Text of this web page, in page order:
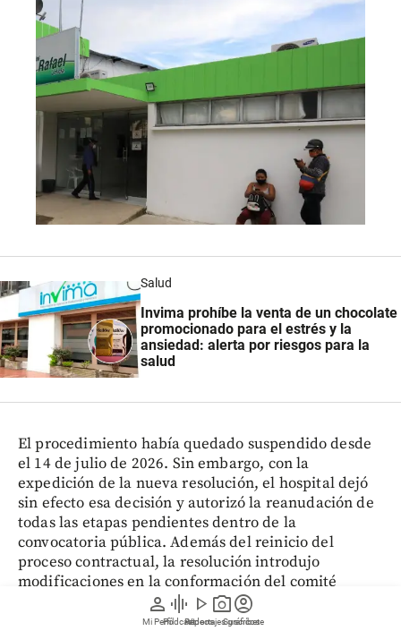
person
Mi Perfil
graphic_eq
Pódcast
play_arrow
Videos
photo_camera
Reportajes gráficos
account_circle
Suscríbete
Salud
Invima prohíbe la venta de un chocolate
promocionado para el estrés y la
ansiedad: alerta por riesgos para la
salud
El procedimiento había quedado suspendido desde
el 14 de julio de 2026. Sin embargo, con la
expedición de la nueva resolución, el hospital dejó
sin efecto esa decisión y autorizó la reanudación de
todas las etapas pendientes dentro de la
convocatoria pública. Además del reinicio del
proceso contractual, la resolución introdujo
modificaciones en la conformación del comité
evaluador. El cambio se dio por la finalización del
contrato de prestación de servicios de un ingeniero